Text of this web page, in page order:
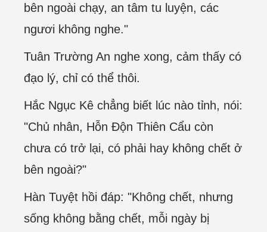
bên ngoài chạy, an tâm tu luyện, các
ngươi không nghe."
Tuân Trường An nghe xong, cảm thấy có
đạo lý, chỉ có thể thôi.
Hắc Ngục Kê chẳng biết lúc nào tỉnh, nói:
"Chủ nhân, Hỗn Độn Thiên Cẩu còn
chưa có trở lại, có phải hay không chết ở
bên ngoài?"
Hàn Tuyệt hồi đáp: "Không chết, nhưng
sống không bằng chết, mỗi ngày bị